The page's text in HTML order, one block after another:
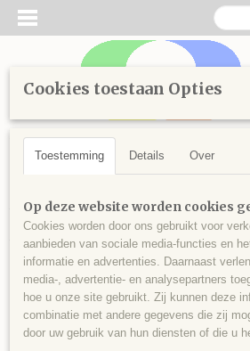
Inloggen Registreren
Home >Diamond Painting> Losse
vanaf 3800>Ronde steentjes nr 3814
Cookies toestaan Opties
Toestemming Details Over
Op deze website worden cookies
Cookies worden door ons gebruikt voor
aanbieden van sociale media-functies en
informatie en advertenties. Daarnaast
media-, advertentie- en analysepartners
hoe u onze site gebruikt. Zij kunnen deze
combinatie met andere gegevens die zij
door uw gebruik van hun diensten of die u